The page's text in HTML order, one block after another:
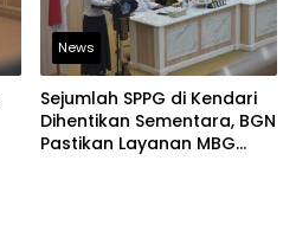
News
Sejumlah SPPG di Kendari
Dihentikan Sementara, BGN
Pastikan Layanan MBG